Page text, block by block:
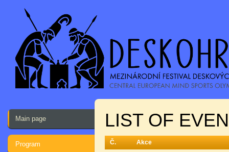
Main page
Program
LIST OF
Č.
Akce